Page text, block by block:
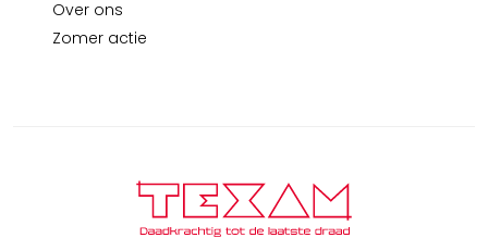
Over ons
Zomer actie